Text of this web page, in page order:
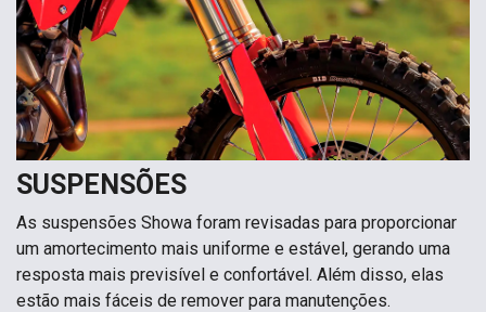
SUSPENSÕES
As suspensões Showa foram revisadas para proporcionar
um amortecimento mais uniforme e estável, gerando uma
resposta mais previsível e confortável. Além disso, elas
estão mais fáceis de remover para manutenções.